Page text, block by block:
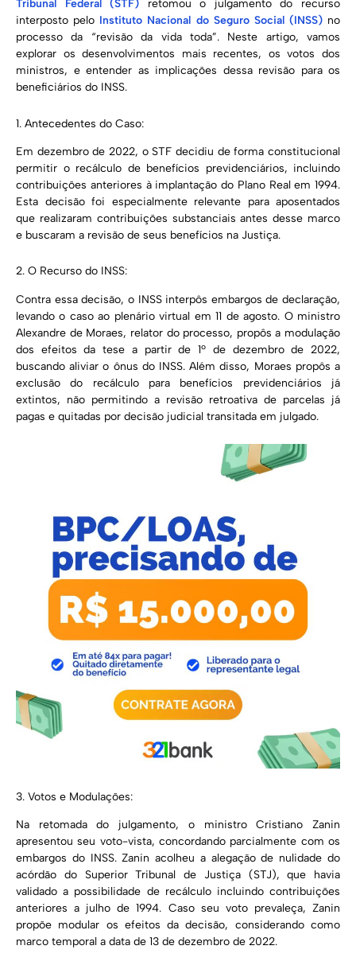
Tribunal Federal (STF) retomou o julgamento do recurso
interposto pelo Instituto Nacional do Seguro Social (INSS)no
processo da “revisão da vida toda”. Neste artigo, vamos
explorar os desenvolvimentos mais recentes, os votos dos
ministros, e entender as implicações dessa revisão para os
beneficiários do INSS.
1. Antecedentes do Caso:
Em dezembro de 2022, o STF decidiu de forma constitucional
permitir o recálculo de benefícios previdenciários, incluindo
contribuições anteriores à implantação do Plano Real em 1994.
Esta decisão foi especialmente relevante para aposentados
que realizaram contribuições substanciais antes desse marco
e buscaram a revisão de seus benefícios na Justiça.
2. O Recurso do INSS:
Contra essa decisão, o INSS interpôs embargos de declaração,
levando o caso ao plenário virtual em 11 de agosto. O ministro
Alexandre de Moraes, relator do processo, propôs a modulação
dos efeitos da tese a partir de 1º de dezembro de 2022,
buscando aliviar o ônus do INSS. Além disso, Moraes propôs a
exclusão do recálculo para benefícios previdenciários já
extintos, não permitindo a revisão retroativa de parcelas já
pagas e quitadas por decisão judicial transitada em julgado.
3. Votos e Modulações:
Na retomada do julgamento, o ministro Cristiano Zanin
apresentou seu voto-vista, concordando parcialmente com os
embargos do INSS. Zanin acolheu a alegação de nulidade do
acórdão do Superior Tribunal de Justiça (STJ), que havia
validado a possibilidade de recálculo incluindo contribuições
anteriores a julho de 1994. Caso seu voto prevaleça, Zanin
propõe modular os efeitos da decisão, considerando como
marco temporal a data de 13 de dezembro de 2022.